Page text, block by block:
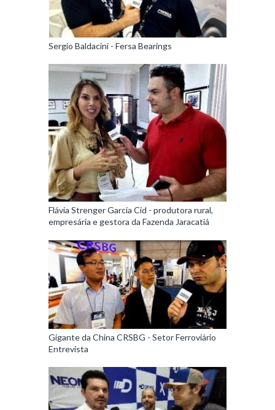
Sergio Baldacini - Fersa Bearings
Flávia Strenger Garcia Cid - produtora rural,
empresária e gestora da Fazenda Jaracatiá
Gigante da China CRSBG - Setor Ferroviário
Entrevista